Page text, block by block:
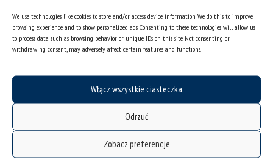
We use technologies like cookies to store and/or access device information. We do this to improve
browsing experience and to show personalized ads. Consenting to these technologies will allow us
to process data such as browsing behavior or unique IDs on this site. Not consenting or
withdrawing consent, may adversely affect certain features and functions.
Włącz wszystkie ciasteczka
Odrzuć
Zobacz preferencje
ogłoszenia
oferty pracy
jak pracujemy?
Wirtualny UŚ
akty prawne UŚ